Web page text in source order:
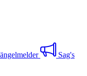
Sag's